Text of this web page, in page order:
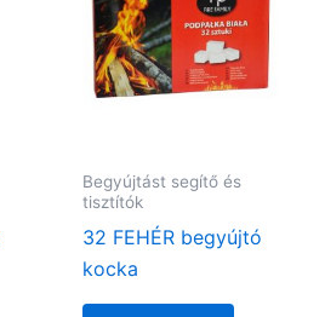
Begyújtást segítő és
tisztítók
32 FEHÉR begyújtó
kocka